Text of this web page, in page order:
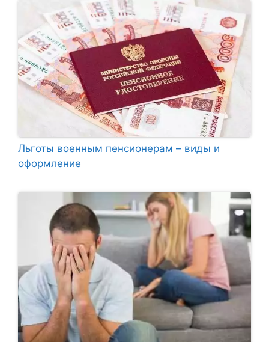
Льготы военным пенсионерам – виды и
оформление